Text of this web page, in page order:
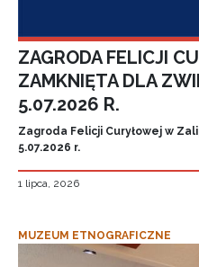
ZAGRODA FELICJI
ZAMKNIĘTA DLA
5.07.2026 R.
Zagroda Felicji Curyłowej w
5.07.2026 r.
1 lipca, 2026
MUZEUM ETNOGRAFICZNE